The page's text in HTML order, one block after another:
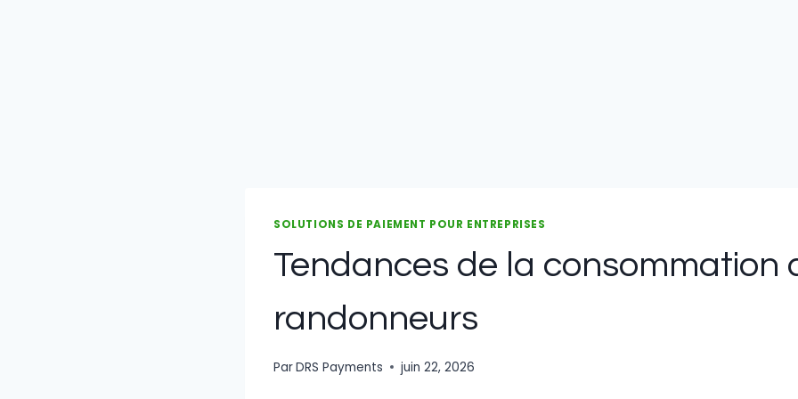
SOLUTIONS DE PAIEMENT POUR ENTREPRISES
Tendances de la consommation
randonneurs
ParDRS Payments juin 22, 2026